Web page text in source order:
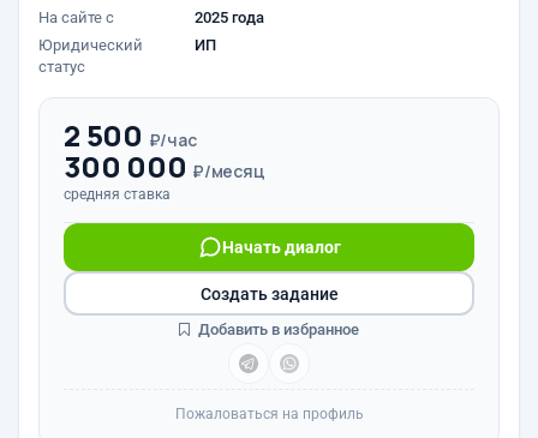
На сайте с
2025 года
Юридический
статус
ИП
2 500 ₽/час
300 000 ₽/месяц
средняя ставка
Начать диалог
Создать задание
Добавить в избранное
Пожаловаться на профиль